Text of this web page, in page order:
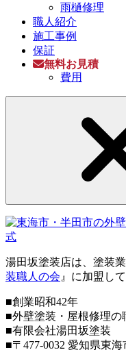
雨樋修理
職人紹介
施工事例
保証
無料お見積
費用
湯田坂塗装店は、塗装
装職人の会 』に加盟し
■創業昭和42年
■外壁塗装・屋根修理の
■有限会社湯田坂塗装
■〒 477-0032 愛知県東海